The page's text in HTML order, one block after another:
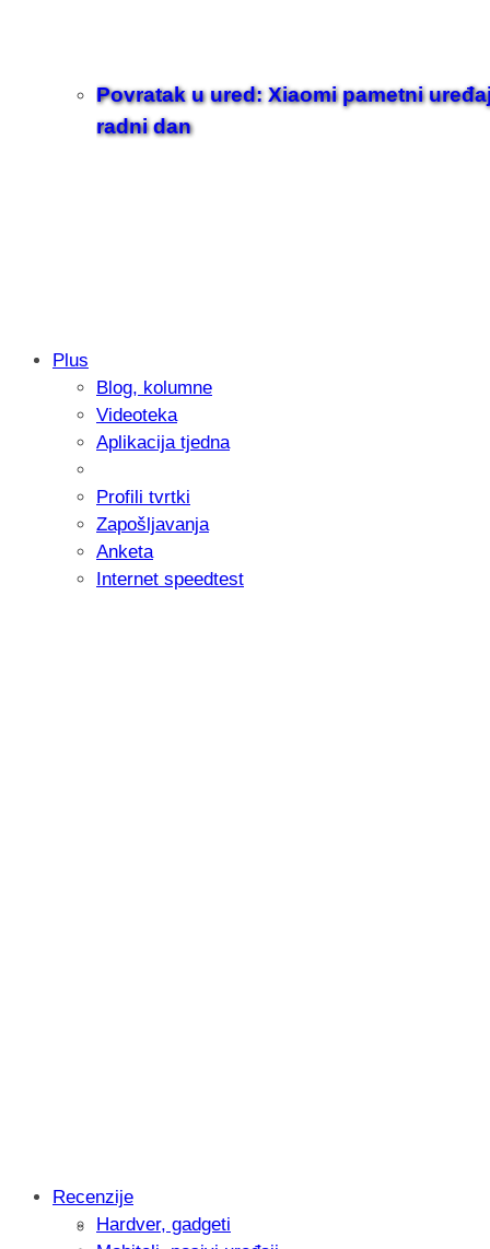
Povratak u ured: Xiaomi pametni
radni dan
Samsung otkrio kako je nastajala
donijelo tanje i izdržljivije preklopne
Plus
Blog, kolumne
Videoteka
Aplikacija tjedna
Profili tvrtki
Zapošljavanja
Anketa
Internet speedtest
Intervju: Goran Jović, fotograf -
Recenzije
Hardver, gadgeti